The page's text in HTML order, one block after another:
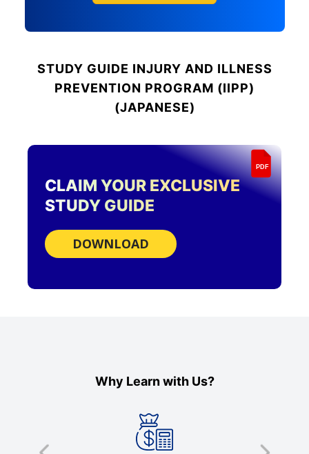
STUDY GUIDE INJURY AND ILLNESS
PREVENTION PROGRAM (IIPP)
(JAPANESE)
PDF
CLAIM YOUR EXCLUSIVE
STUDY GUIDE
DOWNLOAD
Why Learn with Us?